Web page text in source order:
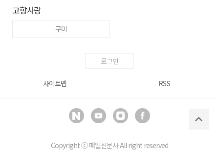
고향사랑
구미
로그인
사이트맵 RSS
Copyright ⓒ매일신문사All right reserved